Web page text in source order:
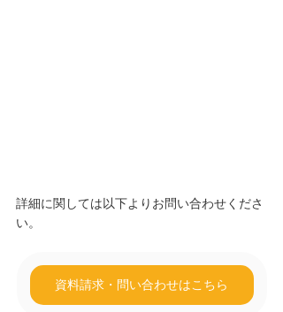
詳細に関しては以下よりお問い合わせくださ
い。
資料請求・問い合わせはこちら